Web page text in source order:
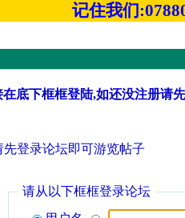
记住我们
底下框框登陆,如还没注册请
登录论坛即可游览帖子
请从以下框框登录论坛